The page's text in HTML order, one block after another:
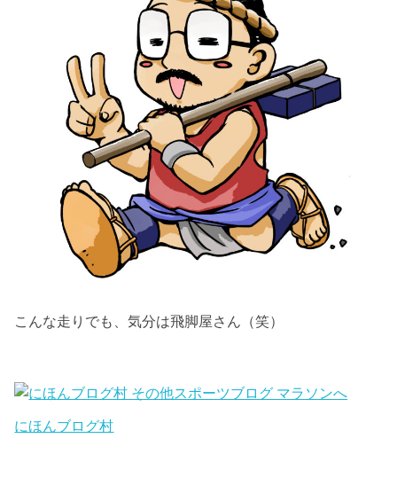
こんな走りでも、気分は飛脚屋さん（笑）
にほんブログ村